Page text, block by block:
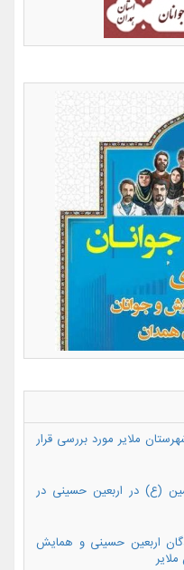
ملایر مورد بررسی قرار
(ع) در اربعین حسینی در
اربعین حسینی و همایش